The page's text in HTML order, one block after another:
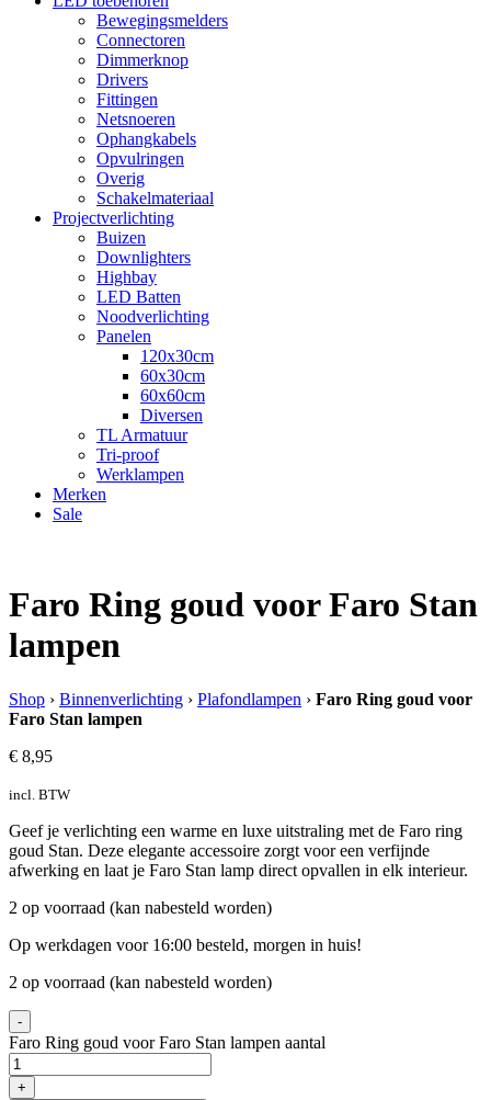
Bewegingsmelders
Connectoren
Dimmerknop
Drivers
Fittingen
Netsnoeren
Ophangkabels
Opvulringen
Overig
Schakelmateriaal
Projectverlichting
Buizen
Downlighters
Highbay
LED Batten
Noodverlichting
Panelen
120x30cm
60x30cm
60x60cm
Diversen
TL Armatuur
Tri-proof
Werklampen
Merken
Sale
Faro Ring goud voor Faro Stan
lampen
Shop › Binnenverlichting › Plafondlampen › Faro Ring goud voor
Faro Stan lampen
€ 8,95
incl. BTW
Geef je verlichting een warme en luxe uitstraling met de Faro ring
goud Stan. Deze elegante accessoire zorgt voor een verfijnde
afwerking en laat je Faro Stan lamp direct opvallen in elk interieur.
2 op voorraad (kan nabesteld worden)
Op werkdagen voor 16:00 besteld, morgen in huis!
2 op voorraad (kan nabesteld worden)
-
Faro Ring goud voor Faro Stan lampen aantal
+